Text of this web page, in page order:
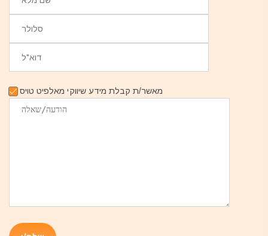
מאשר/ת קבלת מידע שיווקי מאלפיט טויס